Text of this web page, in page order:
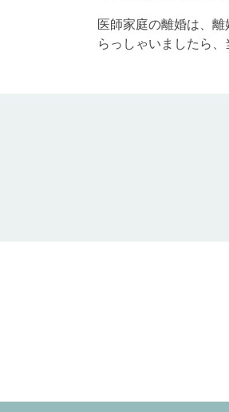
医師家庭の離婚は、
らっしゃいましたら、